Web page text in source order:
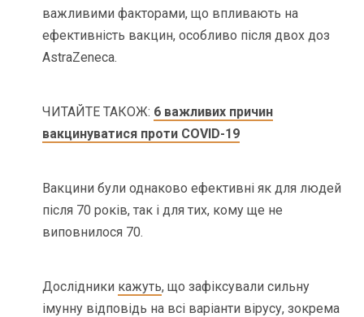
важливими факторами, що впливають на
ефективність вакцин, особливо після двох доз
AstraZeneca.
ЧИТАЙТЕ ТАКОЖ: 6 важливих причин
вакцинуватися проти COVID-19
Вакцини були однаково ефективні як для людей
після 70 років, так і для тих, кому ще не
виповнилося 70.
Дослідники кажуть, що зафіксували сильну
імунну відповідь на всі варіанти вірусу, зокрема